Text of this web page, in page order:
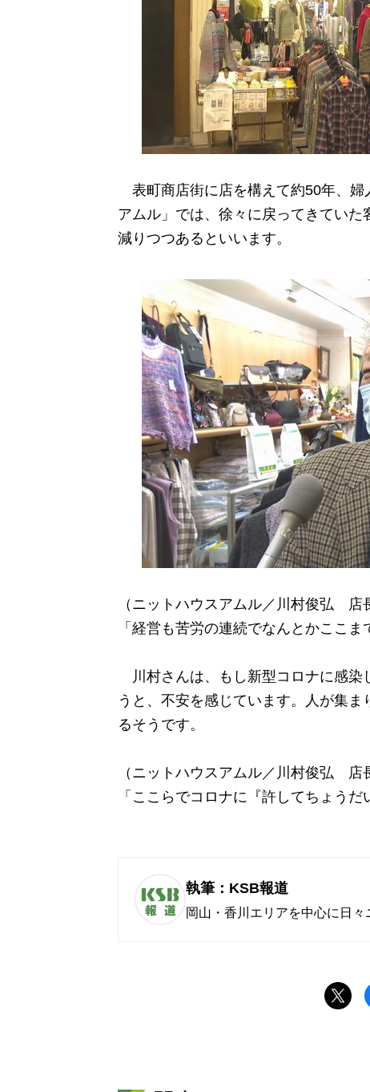
表町商店街に店を構えて約50年、婦
アムル」では、徐々に戻ってきてい
減りつつあるといいます。
（ニットハウスアムル／川村俊弘 店
「経営も苦労の連続でなんとかここ
川村さんは、もし新型コロナに感染
うと、不安を感じています。人が集
るそうです。
（ニットハウスアムル／川村俊弘 店
「ここらでコロナに『許してちょうだ
執筆：KSB報道
岡山・香川エリアを中心に日々